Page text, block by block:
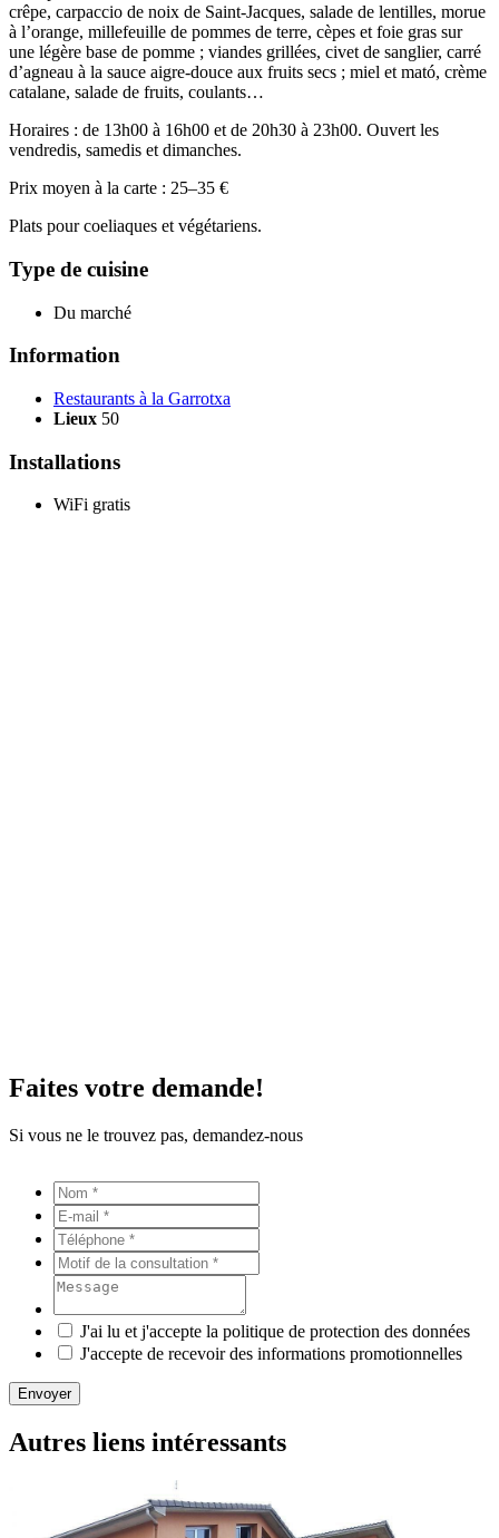
crêpe, carpaccio de noix de Saint-Jacques, salade de lentilles, morue
à l’orange, millefeuille de pommes de terre, cèpes et foie gras sur
une légère base de pomme ; viandes grillées, civet de sanglier, carré
d’agneau à la sauce aigre-douce aux fruits secs ; miel et mató, crème
catalane, salade de fruits, coulants…
Horaires : de 13h00 à 16h00 et de 20h30 à 23h00. Ouvert les
vendredis, samedis et dimanches.
Prix moyen à la carte : 25–35 €
Plats pour coeliaques et végétariens.
Type de cuisine
Du marché
Information
Restaurants à la Garrotxa
Lieux 50
Installations
WiFi gratis
Faites votre demande!
Si vous ne le trouvez pas, demandez-nous
J'ai lu et j'accepte la politique de protection des données
J'accepte de recevoir des informations promotionnelles
Envoyer
Autres liens intéressants